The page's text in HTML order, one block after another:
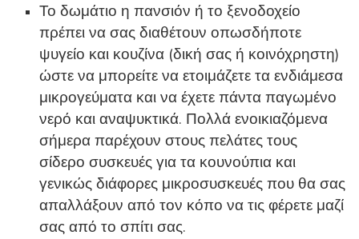
Το δωμάτιο η πανσιόν ή το ξενοδοχείο
πρέπει να σας διαθέτουν οπωσδήποτε
ψυγείο και κουζίνα (δική σας ή κοινόχρηστη)
ώστε να μπορείτε να ετοιμάζετε τα ενδιάμεσα
μικρογεύματα και να έχετε πάντα παγωμένο
νερό και αναψυκτικά. Πολλά ενοικιαζόμενα
σήμερα παρέχουν στους πελάτες τους
σίδερο συσκευές για τα κουνούπια και
γενικώς διάφορες μικροσυσκευές που θα σας
απαλλάξουν από τον κόπο να τις φέρετε μαζί
σας από το σπίτι σας.